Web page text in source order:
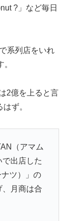
?」など毎日
系列店をいれ
2億を上ると言
はず。
（アマム
出店した
ナツ）」の
、月商は合